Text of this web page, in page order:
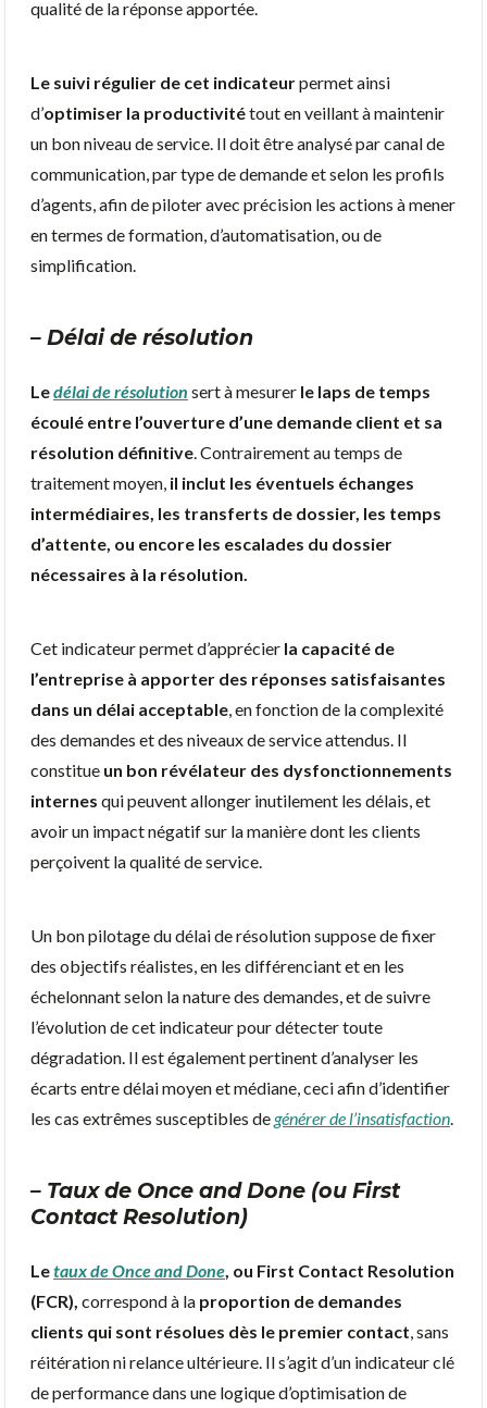
qualité de la réponse apportée.
Le suivi régulier de cet indicateurpermet ainsi
d’optimiser la productivitétout en veillant à maintenir
un bon niveau de service. Il doit être analysé par canal de
communication, par type de demande et selon les profils
d’agents, afin de piloter avec précision les actions à mener
en termes de formation, d’automatisation, ou de
simplification.
– Délai de résolution
Ledélai de résolution sert à mesurer le laps de temps
écoulé entre l’ouverture d’une demande client et sa
résolution définitive . Contrairement au temps de
traitement moyen, il inclut les éventuels échanges
intermédiaires, les transferts de dossier, les temps
d’attente, ou encore les escalades du dossier
nécessaires à la résolution.
Cet indicateur permet d’apprécier la capacité de
l’entreprise à apporter des réponses satisfaisantes
dans un délai acceptable , en fonction de la complexité
des demandes et des niveaux de service attendus. Il
constitue un bon révélateur des dysfonctionnements
internes qui peuvent allonger inutilement les délais, et
avoir un impact négatif sur la manière dont les clients
perçoivent la qualité de service.
Un bon pilotage du délai de résolution suppose de fixer
des objectifs réalistes, en les différenciant et en les
échelonnant selon la nature des demandes, et de suivre
l’évolution de cet indicateur pour détecter toute
dégradation. Il est également pertinent d’analyser les
écarts entre délai moyen et médiane, ceci afin d’identifier
les cas extrêmes susceptibles degénérer de l’insatisfaction
– Taux de Once and Done (ou First
Contact Resolution)
Letaux de Once and Done , ou First Contact Resolution
(FCR), correspond à la proportion de demandes
clients qui sont résolues dès le premier contact , sans
réitération ni relance ultérieure. Il s’agit d’un indicateur clé
de performance dans une logique d’optimisation de